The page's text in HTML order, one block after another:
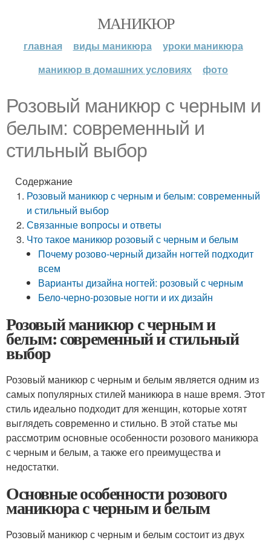
МАНИКЮР
главная виды маникюра
уроки маникюра
маникюр в домашних условиях
фото
Розовый маникюр с черным и
белым: современный и
стильный выбор
Содержание
Розовый маникюр с черным и белым: современный
и стильный выбор
Связанные вопросы и ответы
Что такое маникюр розовый с черным и белым
Почему розово-черный дизайн ногтей подходит
всем
Варианты дизайна ногтей: розовый с черным
Бело-черно-розовые ногти и их дизайн
Розовый маникюр с черным и
белым: современный и стильный
выбор
Розовый маникюр с черным и белым является одним из
самых популярных стилей маникюра в наше время. Этот
стиль идеально подходит для женщин, которые хотят
выглядеть современно и стильно. В этой статье мы
рассмотрим основные особенности розового маникюра
с черным и белым, а также его преимущества и
недостатки.
Основные особенности розового
маникюра с черным и белым
Розовый маникюр с черным и белым состоит из двух